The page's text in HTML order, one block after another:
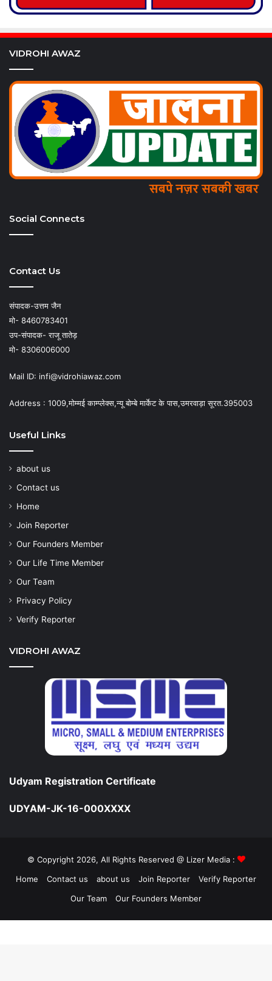
VIDROHI AWAZ
Social Connects
Contact Us
संपादक-उत्तम जैन
मो- 8460783401
उप-संपादक- राजू तातेड़
मो- 8306006000
Mail ID: infi@vidrohiawaz.com
Address : 1009,मोम्मई काम्प्लेक्स,न्यू बोम्बे मार्केट के पास,उमरवाड़ा सूरत.395003
Useful Links
about us
Contact us
Home
Join Reporter
Our Founders Member
Our Life Time Member
Our Team
Privacy Policy
Verify Reporter
VIDROHI AWAZ
Udyam Registration Certificate
UDYAM-JK-16-000XXXX
© Copyright 2026, All Rights Reserved @ Lizer Media :
Home
Contact us about us Join Reporter
Verify Reporter
Our Team
Our Founders Member